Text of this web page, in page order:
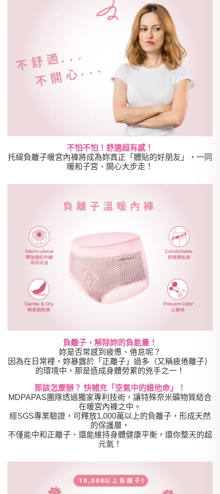
不怕不怕！舒適超有感！
托緹負離子暖宮內褲將成為妳真正「體貼的好朋友」，一同
暖和子宮、開心大步走！
負離子，解除妳的負能量！
妳是否常感到疲憊、倦怠呢？
因為在日常裡，妳暴露於「正離子」過多（又稱疲倦離子）
的環境中，那是造成身體勞累的兇手之一！
那該怎麼辦？ 快補充「空氣中的維他命」！
MDPAPAS團隊透過獨家專利技術，讓特殊奈米礦物質結合
在暖宮內褲之中。
經SGS專業驗證，可釋放1,000萬以上的負離子，形成天然
的保護層，
不僅能中和正離子、還能維持身體健康平衡，還你整天的超
元氣！